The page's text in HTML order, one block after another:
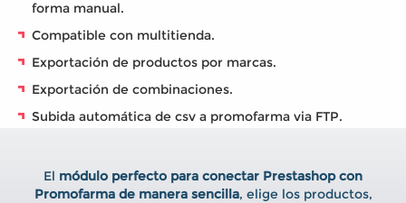
forma manual.
Compatible con multitienda.
Exportación de productos por marcas.
Exportación de combinaciones.
Subida automática de csv a promofarma via FTP.
El módulo perfecto para conectar Prestashop con
Promofarma de manera sencilla, elige los productos,